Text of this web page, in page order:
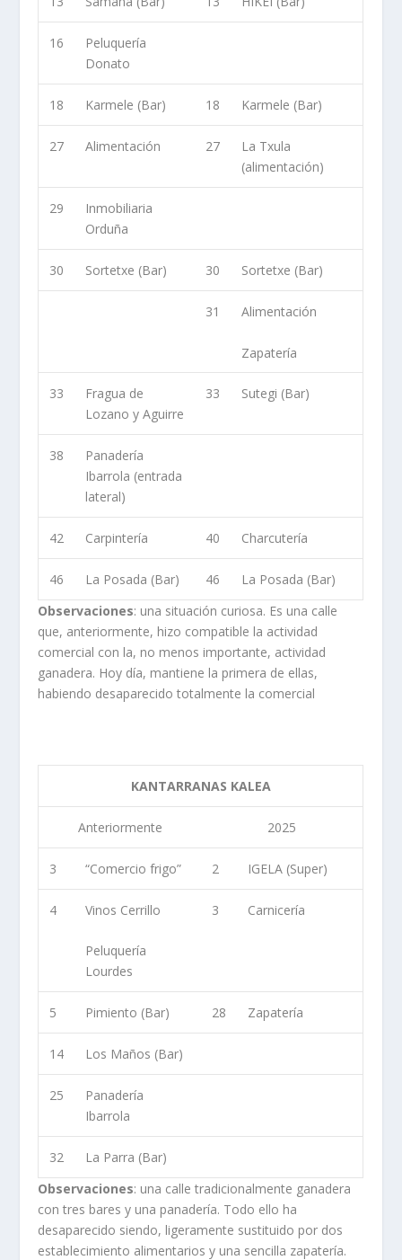
16
Peluquería
Donato
18 Karmele (Bar) 18 Karmele (Bar)
27 Alimentación 27
La Txula
(alimentación)
29
Inmobiliaria
Orduña
30 Sortetxe (Bar) 30 Sortetxe (Bar)
31 Alimentación
Zapatería
33
Fragua de
Lozano y Aguirre
33 Sutegi (Bar)
38
Panadería
Ibarrola (entrada
lateral)
42 Carpintería 40 Charcutería
46 La Posada (Bar) 46
La Posada (Bar)
Observaciones: una situación curiosa. Es una calle
que, anteriormente, hizo compatible la actividad
comercial con la, no menos importante, actividad
ganadera. Hoy día, mantiene la primera de ellas,
habiendo desaparecido totalmente la comercial
KANTARRANAS KALEA
Anteriormente 2025
3 “Comercio frigo” 2 IGELA (Super)
4 Vinos Cerrillo
Peluquería
Lourdes
3 Carnicería
5 Pimiento (Bar) 28 Zapatería
14 Los Maños (Bar)
25
Panadería
Ibarrola
32
La Parra (Bar)
Observaciones: una calle tradicionalmente ganadera
con tres bares y una panadería. Todo ello ha
desaparecido siendo, ligeramente sustituido por dos
establecimiento alimentarios y una sencilla zapatería.